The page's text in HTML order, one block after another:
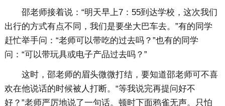
邵老师接着说：“明天早上7：55到达学校，这次我们
出行的方式有点不同，我们是要坐大巴车去。”有的同学
赶忙举手问：“老师可以带吃的过去吗？”也有的同学
问：“可以带玩具或电子产品过去吗？”
这时，邵老师的眉头微微打结，要知道邵老师可不喜
欢在他说话的时候被人打断。“等我说完再提问好不
好？”老师严厉地说了一句话。顿时下面鸦雀无声。只怕